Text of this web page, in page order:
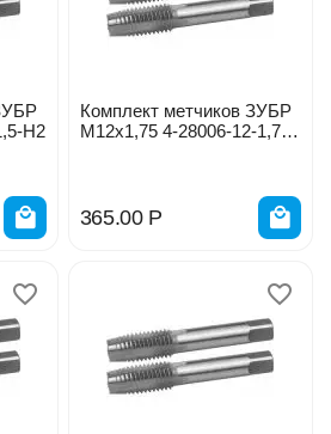
Н2
Комплект метчиков ЗУБР
М12х1,75 4-28006-12-1,75-
365.00 Р